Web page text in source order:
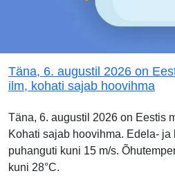
Täna, 6. augustil 2026 on
ilm, kohati sajab hoovihma
Täna, 6. augustil 2026 on Eestis
Kohati sajab hoovihma. Edela-
puhanguti kuni 15 m/s.
kuni 28°C.